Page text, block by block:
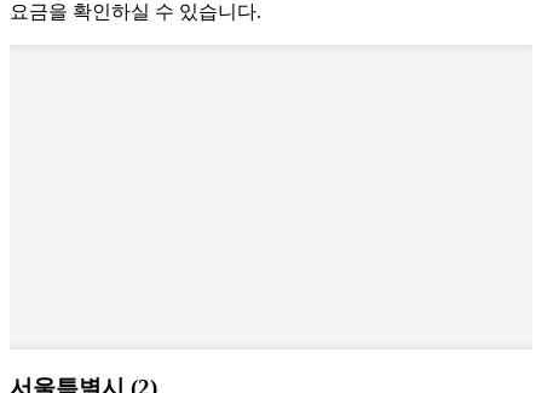
요금을 확인하실 수 있습니다.
서울특별시 (2)